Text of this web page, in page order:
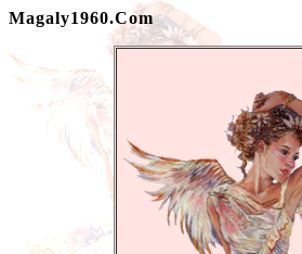
Magaly1960.Com